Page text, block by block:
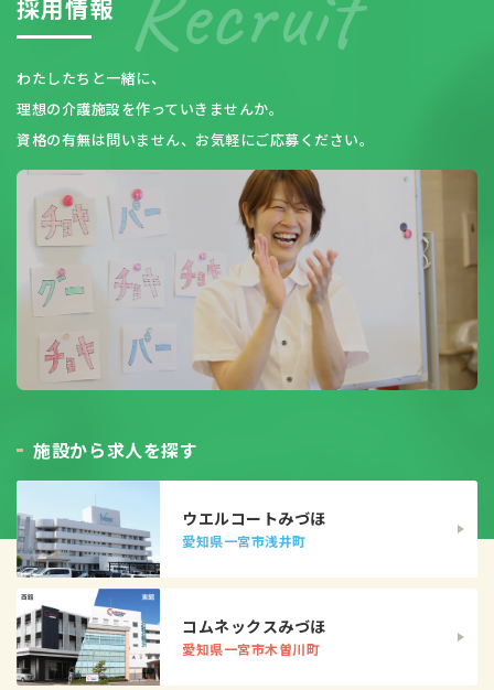
採用 情報
わたしたちと一緒に、
理想の介護施設を作っていきませんか。
資格の有無は問いません、お気軽にご応募ください。
施設から求人を探す
ウエルコートみづほ
愛知県一宮市浅井町
コムネックスみづほ
愛知県一宮市木曽川町